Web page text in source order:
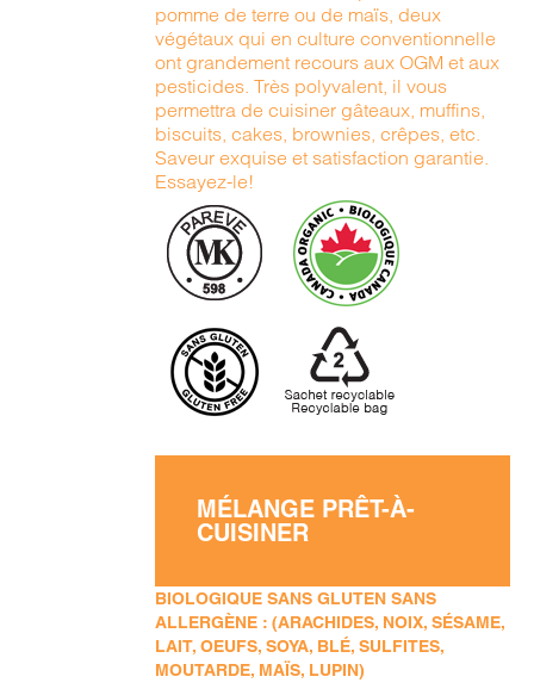
pomme de terre ou de maïs, deux
végétaux qui en culture conventionnelle
ont grandement recours aux OGM et aux
pesticides. Très polyvalent, il vous
permettra de cuisiner gâteaux, muffins,
biscuits, cakes, brownies, crêpes, etc.
Saveur exquise et satisfaction garantie.
Essayez-le!
MÉLANGE PRÊT-À-
CUISINER
BIOLOGIQUE SANS GLUTEN SANS
ALLERGÈNE : (ARACHIDES, NOIX, SÉSAME,
LAIT, OEUFS, SOYA, BLÉ, SULFITES,
MOUTARDE, MAÏS, LUPIN)